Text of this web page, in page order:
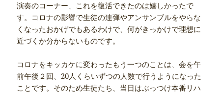
演奏のコーナー、これを復活できたのは嬉しかったで
す。コロナの影響で生徒の連弾やアンサンブルをやらな
くなったおかげでもあるわけで、何がきっかけで理想に
近づくか分からないものです。
コロナをキッカケに変わったもう一つのことは、会を午
前午後２回、20人くらいずつの人数で行うようになった
ことです。そのため生徒たち、当日はぶっつけ本番リハ